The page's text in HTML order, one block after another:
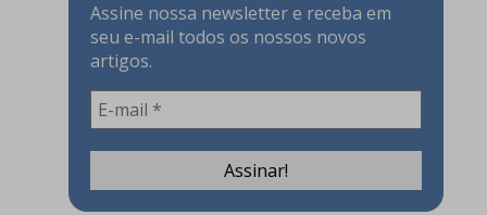
Assine nossa newsletter e receba em
seu e-mail todos os nossos novos
artigos.